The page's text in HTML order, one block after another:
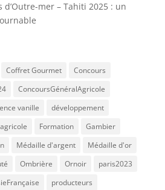
d’Outre-mer – Tahiti 2025 : un
Coffret Gourmet
Concours
ConcoursGénéralAgricole
vanille
développement
Formation
Gambier
Médaille d'argent
Médaille d'or
Ombrière Ornoir
paris2023
producteurs